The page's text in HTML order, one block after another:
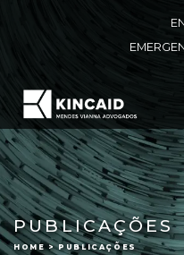
PUBLICAÇÕES
HOME > PUBLICAÇÕES